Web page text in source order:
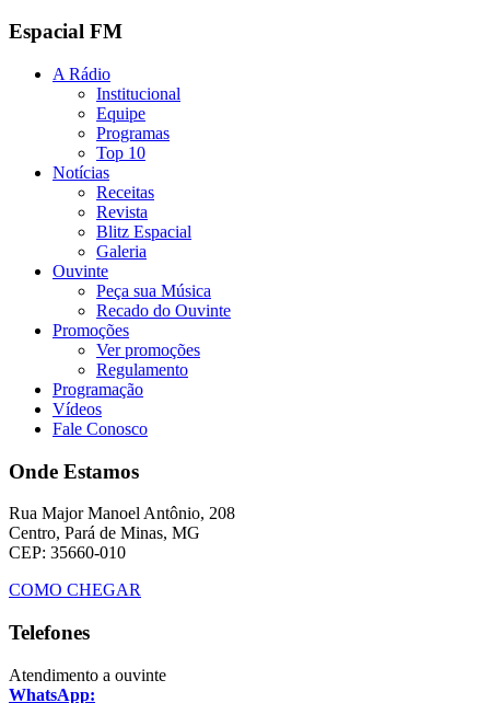
Espacial FM
A Rádio
Institucional
Equipe
Programas
Top 10
Notícias
Receitas
Revista
Blitz Espacial
Galeria
Ouvinte
Peça sua Música
Recado do Ouvinte
Promoções
Ver promoções
Regulamento
Programação
Vídeos
Fale Conosco
Onde Estamos
Rua Major Manoel Antônio, 208
Centro, Pará de Minas, MG
CEP: 35660-010
COMO CHEGAR
Telefones
Atendimento a ouvinte
WhatsApp: